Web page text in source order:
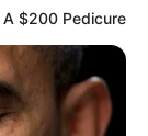
Arenas le
a
durante
vivo
$200 Pedicure